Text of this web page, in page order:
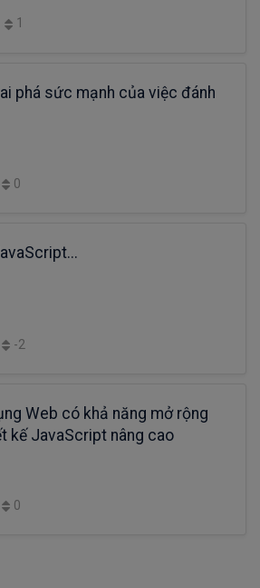
1
phá sức mạnh của việc đánh
0
-2
Web có khả năng mở rộng
kế JavaScript nâng cao
0